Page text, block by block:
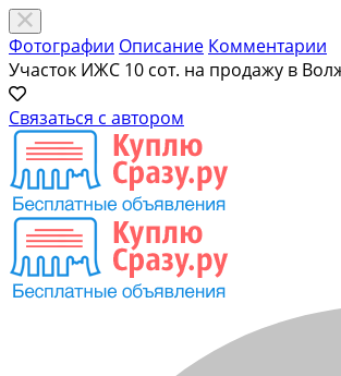
Фотографии Описание Комментарии
Участок ИЖС 10 сот. на продажу в
Связаться с автором